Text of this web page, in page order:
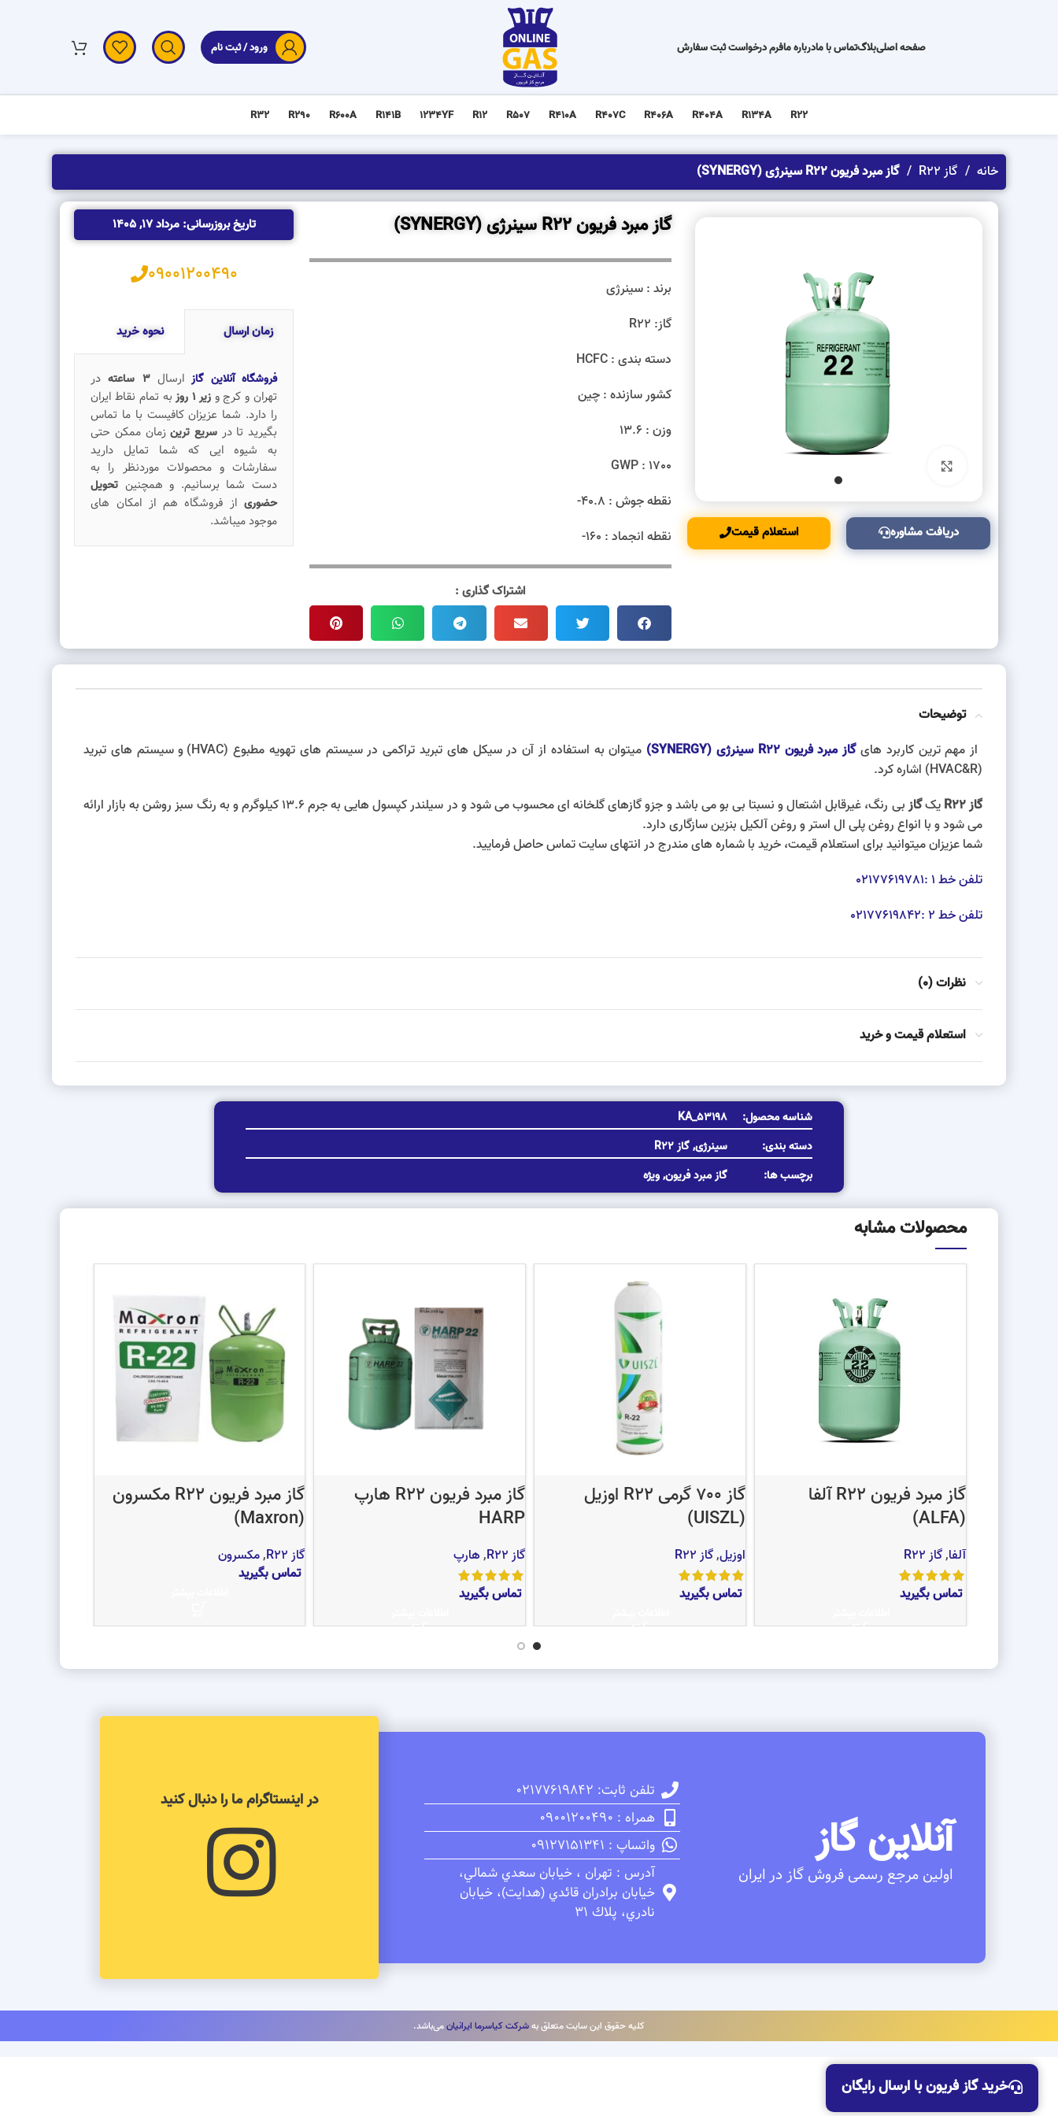
صفحه اصلیبلاگتماس با مادرباره مافرم درخواست ثبت سفارش ورود / ثبت نام
R22
R134A
R404A
R406A
R407C
R410A
R507
R12
1234YF
R141B
R600A
R290
R32
خانه گاز R22 گاز مبرد فریون R22 سینرژی (SYNERGY)
دریافت مشاوره استعلام قیمت
گاز مبرد فریون R22 سینرژی (SYNERGY)
برند : سینرژی
گاز: R22
دسته بندی : HCFC
کشور سازنده : چین
وزن : 13.6
GWP : 1700
نقطه جوش : 40.8-
نقطه انجماد : 160-
اشتراک گذاری :
تاریخ بروزرسانی: مرداد 17, 1405
09001200490
زمان ارسال نحوه خرید
فروشگاه آنلاین گاز ارسال3 ساعته
در
تهران و کرج و زیر 1 روز
به تمام نقاط ایران
را دارد. شما عزیزان کافیست با ما تماس
بگیرید تا درسریع ترینزمان ممکن حتی
به شیوه ایی که شما تمایل دارید
سفارشات و محصولات موردنظر را به
دست شما برسانیم. و همچنین تحویل
حضوری از فروشگاه هم از امکان های
موجود میباشد.
توضیحات
از مهم ترین کاربرد هایگاز مبرد فریون R22 سینرژی (SYNERGY)
میتوان به استفاده از آن در سیکل های تبرید تراکمی در سیستم های تهویه مطبوع (HVAC) و سیستم های تبرید
(HVAC&R) اشاره کرد.
گاز R22
یکگاز
بی رنگ، غیرقابل اشتعال و نسبتا بی بو می باشد و جزو گازهای گلخانه ای محسوب می شود و در سیلندر کپسول هایی به جرم 13.6 کیلوگرم و به رنگ سبز روشن به بازار ارائه
می شود و با انواع روغن پلی ال استر و روغن آلکیل بنزین سازگاری دارد.
شما عزیزان میتوانید برای استعلام قیمت، خرید با شماره های مندرج در انتهای سایت تماس حاصل فرمایید.
تلفن خط 1 :02177619781
تلفن خط 2 :02177619842
نظرات (0)
استعلام قیمت و خرید
شناسه محصول:
KA_53198
دسته بندی:
سینرژی,گاز R22
برچسب ها:
گاز مبرد فریون,ویژه
محصولات مشابه
گاز مبرد فریون R22 آلفا
(ALFA)
آلفا,گاز R22
تماس بگیرید
گاز 700 گرمی R22 اوزیل
(UISZL)
اوزیل,گاز R22
تماس بگیرید
گاز مبرد فریون R22 هارپ
HARP
گاز R22 ,هارپ
تماس بگیرید
گاز مبرد فریون R22 مکسرون
(Maxron)
گاز R22 ,مکسرون
تماس بگیرید
آنلاین گاز
اولین مرجع رسمی فروش گاز در ایران
تلفن ثابت: 02177619842
همراه : 09001200490
واتساپ : 09127151341
آدرس : تهران ، خيابان سعدي شمالي،
خيابان برادران قائدي (هدايت)، خيابان
نادري، پلاك 31
در اینستاگرام ما را دنبال کنید
کلیه حقوق این سایت متعلق بهشرکت کیاسرما ایرانیانمی‌باشد.
خرید گاز فریون با ارسال رایگان